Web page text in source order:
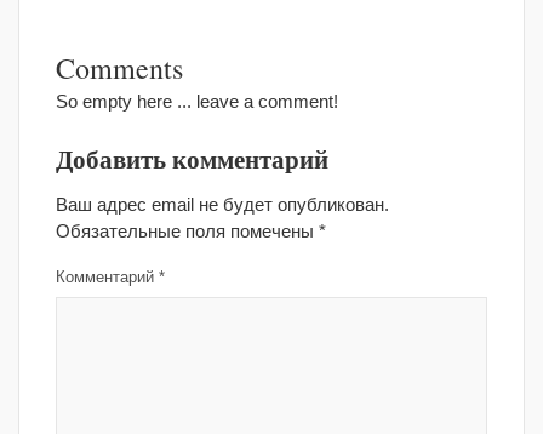
Comments
So empty here ... leave a comment!
Добавить комментарий
Ваш адрес email не будет опубликован.
Обязательные поля помечены *
Комментарий *